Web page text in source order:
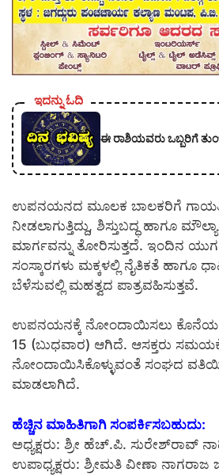
ಇದನ್ನು ಓದಿ
ಈ ರಾಶಿಯವರು ಒಬ್ಬರಿಗೆ
ಉಪನಯನದ ಮೂಲಕ ಬಾಲಕರಿಗೆ
ನೀಡಲಾಗುತ್ತಿದ್ದು, ಶಿಸ್ತುಬದ್ಧ ಹಾಗೂ
ಮಾರ್ಗವನ್ನು ತೋರಿಸುತ್ತದೆ. ಇಂದಿನ
ಸಂಸ್ಕಾರಗಳು ಮಕ್ಕಳಲ್ಲಿ ನೈತಿಕತೆ ಹಾಗೂ
ಬೆಳೆಸುವಲ್ಲಿ ಮಹತ್ವದ ಪಾತ್ರವಹಿಸುತ್ತವೆ.
ಉಪನಯನಕ್ಕೆ ನೋಂದಾಯಿಸಲು ಕೊನೆಯ
15 (ಬುಧವಾರ) ಆಗಿದೆ. ಆಸಕ್ತರು
ನೋಂದಾಯಿಸಿಕೊಳ್ಳುವಂತೆ ಸಂಘದ
ಮಾಡಲಾಗಿದೆ.
ಹೆಚ್ಚಿನ ಮಾಹಿತಿಗಾಗಿ ಸಂಪರ್ಕಿಸಬಹುದು:
ಅಧ್ಯಕ್ಷರು: ಶ್ರೀ ಹೆಚ್.ಪಿ. ಸುರೇಶ್‌ರಾವ್
ಉಪಾಧ್ಯಕ್ಷರು: ಶ್ರೀಮತಿ ವೀಣಾ